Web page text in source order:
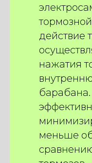
действие
нажатия
меньше